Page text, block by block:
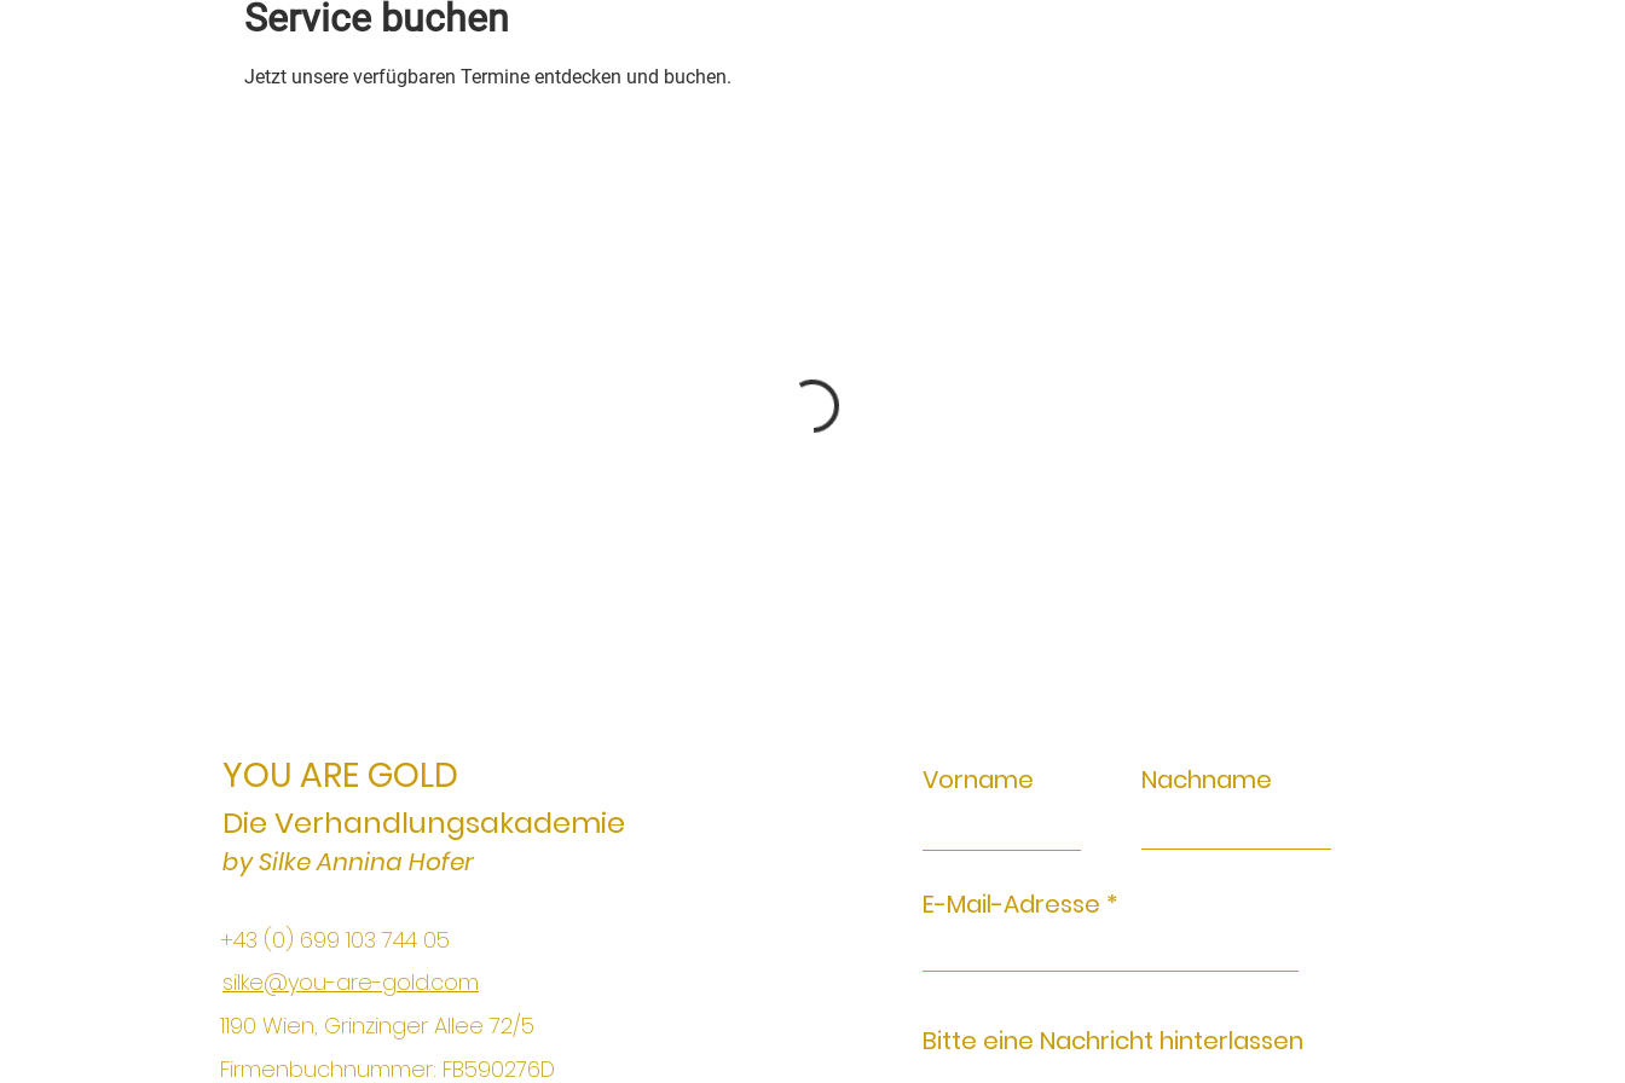
Service buchen
Jetzt unsere verfügbaren Termine entdecken und buchen.
YOU ARE GOLD
Die Verhandlungsakademie
by Silke Annina Hofer
+43 (0) 699 103 744 05
Vorname Nachname
E-Mail-Adresse
Bitte eine Nachricht hinterlassen
silke@you-are-gold.com
1190 Wien, Grinzinger Allee 72/5
Firmenbuchnummer: FB590276D